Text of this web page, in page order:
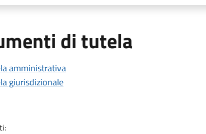
di tutela
amministrativa
giurisdizionale